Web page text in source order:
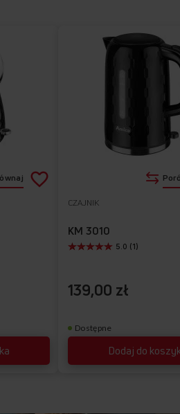
KD 2050G
punkcie z plusem, aby odkryć jego
sieciowy
360°
funkcje czajnika
2050G
Dodaj
ulubionych
Dostępne
CZAJNIK
KM 3010
Dodaj do
5.0 (1)
139,00 zł